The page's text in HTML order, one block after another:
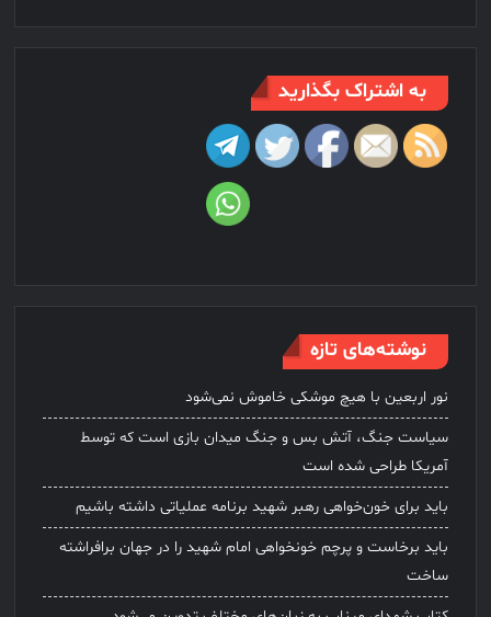
به اشتراک بگذارید
نوشته‌های تازه
نور اربعین با هیچ موشکی خاموش نمی‌شود
سیاست جنگ، آتش بس و جنگ میدان بازی است که توسط
آمریکا طراحی شده است
باید برای خون‌خواهی رهبر شهید برنامه عملیاتی داشته باشیم
باید برخاست و پرچم خونخواهی امام شهید را در جهان برافراشته
ساخت